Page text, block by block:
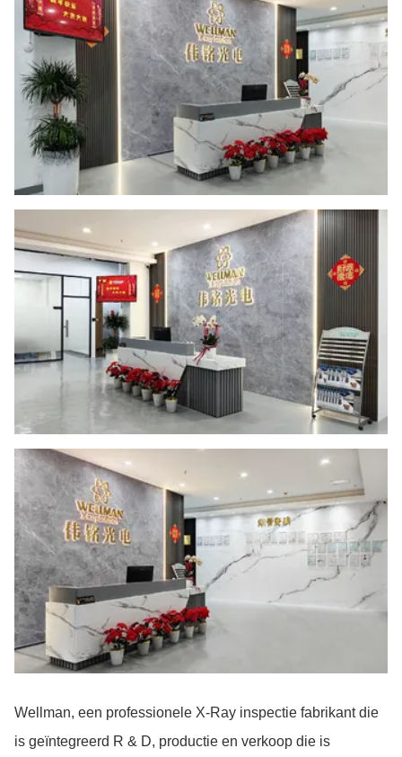
Wellman, een professionele X-Ray inspectie fabrikant die
is geïntegreerd R & D, productie en verkoop die is